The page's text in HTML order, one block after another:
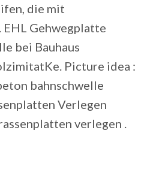
die mit
Gehwegplatte
bei Bauhaus
Picture idea :
bahnschwelle
Verlegen
verlegen .